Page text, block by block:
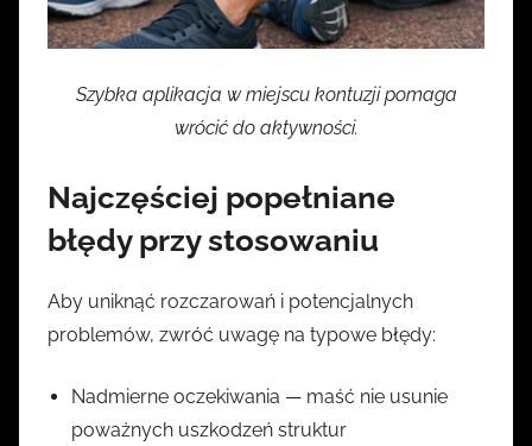
Szybka aplikacja w miejscu kontuzji pomaga
wrócić do aktywności.
Najczęściej popełniane
błędy przy stosowaniu
Aby uniknąć rozczarowań i potencjalnych
problemów, zwróć uwagę na typowe błędy:
Nadmierne oczekiwania — maść nie usunie
poważnych uszkodzeń struktur